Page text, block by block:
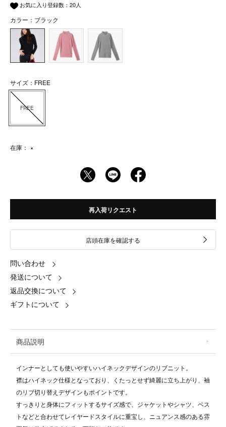
お気に入り登録数： 20人
カラー：ブラック
サイズ：FREE
FREE
在庫： ×
再入荷リクエスト
店頭在庫を確認する
問い合わせ
発送について
返品交換について
ギフトについて
商品説明
インナーとしても使いやすいハイネックデザインのリブニット。
襟はハイネック仕様となっており、くたっとせず綺麗に立ち上がり、袖
のリブ切り替えデザインもポイントです。
すっきりと身体にフィットするサイズ感で、ジャケットやシャツ、ベス
トなどと合わせてレイヤードスタイルに重宝し、ニュアンス感のある雰